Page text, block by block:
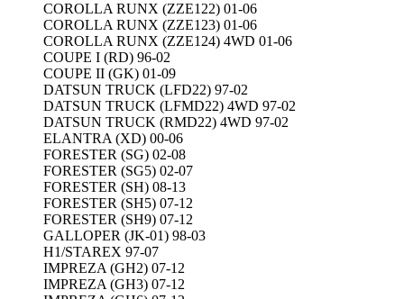
COROLLA RUNX (ZZE122) 01-06
COROLLA RUNX (ZZE123) 01-06
COROLLA RUNX (ZZE124) 4WD 01-06
COUPE I (RD) 96-02
COUPE II (GK) 01-09
DATSUN TRUCK (LFD22) 97-02
DATSUN TRUCK (LFMD22) 4WD 97-02
DATSUN TRUCK (RMD22) 4WD 97-02
ELANTRA (XD) 00-06
FORESTER (SG) 02-08
FORESTER (SG5) 02-07
FORESTER (SH) 08-13
FORESTER (SH5) 07-12
FORESTER (SH9) 07-12
GALLOPER (JK-01) 98-03
H1/STAREX 97-07
IMPREZA (GH2) 07-12
IMPREZA (GH3) 07-12